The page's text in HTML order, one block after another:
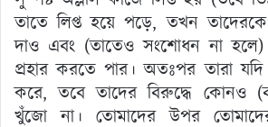
তাতে লিপ্ত হয়ে পড়ে, তখন
দাও এবং (তাতেও সংশোধন না হলে)
প্রহার করতে পার। অতঃপর তারা
করে, তবে তাদের বিরুদ্ধে কোনও
খুঁজো না। তোমাদের উপর তোমাদের